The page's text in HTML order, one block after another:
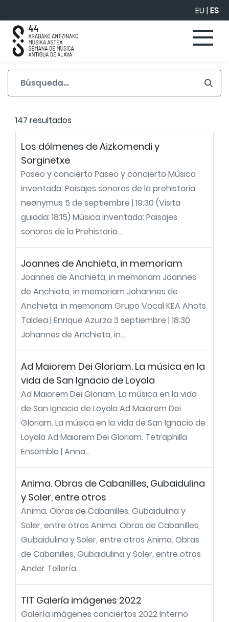
EU|ES
147 resultados
Los dólmenes de Aizkomendi y
Sorginetxe
Paseo y concierto Paseo y concierto Música
inventada: Paisajes sonoros de la prehistoria
neønymus 5 de septiembre | 19:30 (Visita
guiada: 18:15) Música inventada: Paisajes
sonoros de la Prehistoria...
Joannes de Anchieta, in memoriam
Joannes de Anchieta, in memoriam Joannes
de Anchieta, in memoriam Johannes de
Anchieta, in memoriam Grupo Vocal KEA Ahots
Taldea | Enrique Azurza 3 septiembre | 18.30
Johannes de Anchieta, in...
Ad Maiorem Dei Gloriam. La música en la
vida de San Ignacio de Loyola
Ad Maiorem Dei Gloriam. La música en la vida
de San Ignacio de Loyola Ad Maiorem Dei
Gloriam. La música en la vida de San Ignacio de
Loyola Ad Maiorem Dei Gloriam. Tetraphilla
Ensemble | Anna...
Anima. Obras de Cabanilles, Gubaidulina
y Soler, entre otros
Anima. Obras de Cabanilles, Gubaidulina y
Soler, entre otros Anima. Obras de Cabanilles,
Gubaidulina y Soler, entre otros Anima. Obras
de Cabanilles, Gubaidulina y Soler, entre otros
Ander Tellería...
TIT Galería imágenes 2022
Galería imágenes conciertos 2022 Interno